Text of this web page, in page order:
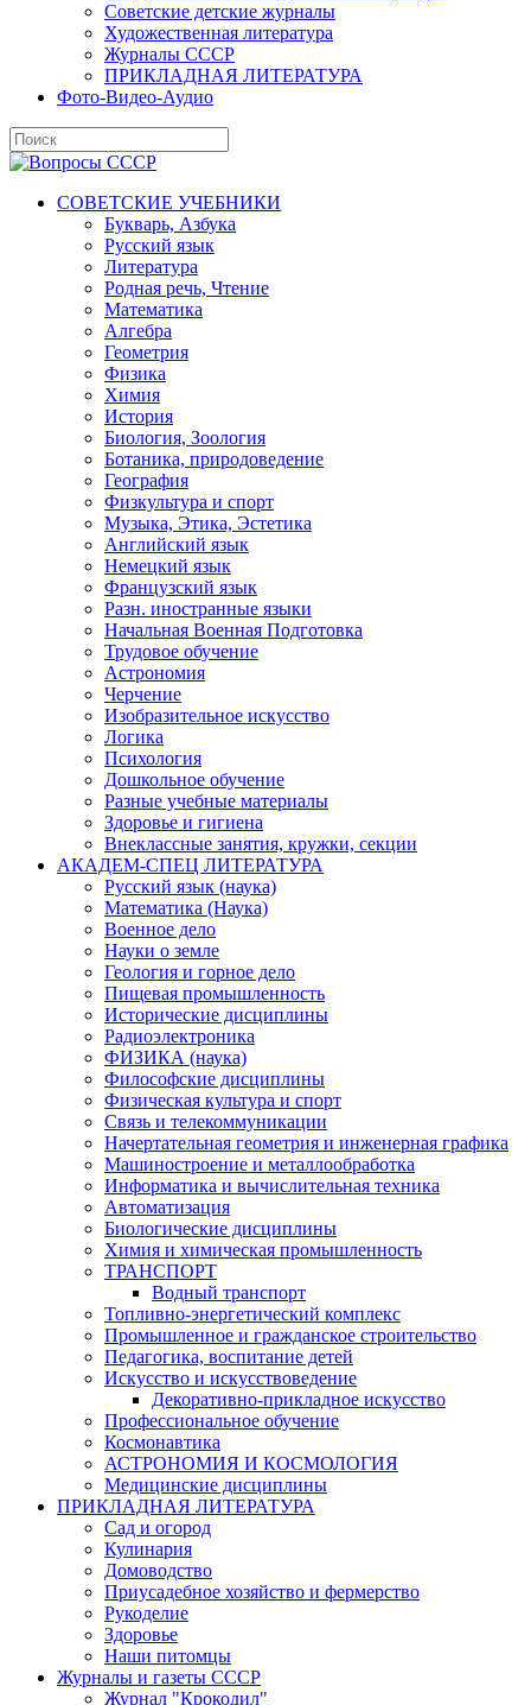
Советские детские журналы
Художественная литература
Журналы СССР
ПРИКЛАДНАЯ ЛИТЕРАТУРА
Фото-Видео-Аудио
СОВЕТСКИЕ УЧЕБНИКИ
Букварь, Азбука
Русский язык
Литература
Родная речь, Чтение
Математика
Алгебра
Геометрия
Физика
Химия
История
Биология, Зоология
Ботаника, природоведение
География
Физкультура и спорт
Музыка, Этика, Эстетика
Английский язык
Немецкий язык
Французский язык
Разн. иностранные языки
Начальная Военная Подготовка
Трудовое обучение
Астрономия
Черчение
Изобразительное искусство
Логика
Психология
Дошкольное обучение
Разные учебные материалы
Здоровье и гигиена
Внеклассные занятия, кружки, секции
АКАДЕМ-СПЕЦ ЛИТЕРАТУРА
Русский язык (наука)
Математика (Наука)
Военное дело
Науки о земле
Геология и горное дело
Пищевая промышленность
Исторические дисциплины
Радиоэлектроника
ФИЗИКА (наука)
Философские дисциплины
Физическая культура и спорт
Связь и телекоммуникации
Начертательная геометрия и инженерная графика
Машиностроение и металлообработка
Информатика и вычислительная техника
Автоматизация
Биологические дисциплины
Химия и химическая промышленность
ТРАНСПОРТ
Водный транспорт
Топливно-энергетический комплекс
Промышленное и гражданское строительство
Педагогика, воспитание детей
Искусство и искусствоведение
Декоративно-прикладное искусство
Профессиональное обучение
Космонавтика
АСТРОНОМИЯ И КОСМОЛОГИЯ
Медицинские дисциплины
ПРИКЛАДНАЯ ЛИТЕРАТУРА
Сад и огород
Кулинария
Домоводство
Приусадебное хозяйство и фермерство
Рукоделие
Здоровье
Наши питомцы
Журналы и газеты СССР
Журнал "Крокодил"